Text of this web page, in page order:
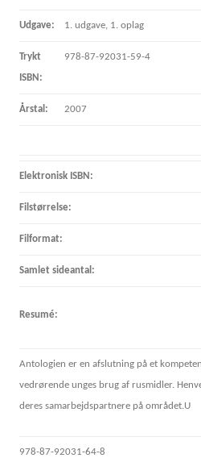
Udgave: 1. udgave, 1. oplag
Trykt
ISBN:
978-87-92031-59-4
Årstal: 2007
Elektronisk ISBN:
Filstørrelse:
Filformat:
Samlet sideantal:
Resumé:
Antologien er en afslutning på et
vedrørende unges brug af rusmidler.
deres samarbejdspartnere på området.U
978-87-92031-64-8